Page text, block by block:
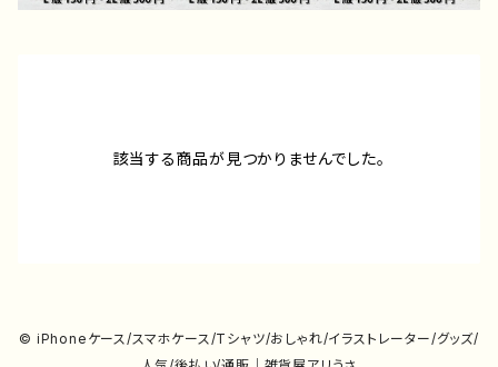
該当する商品が見つかりませんでした。
© iPhoneケース/スマホケース/Tシャツ/おしゃれ/イラストレーター/グッズ/